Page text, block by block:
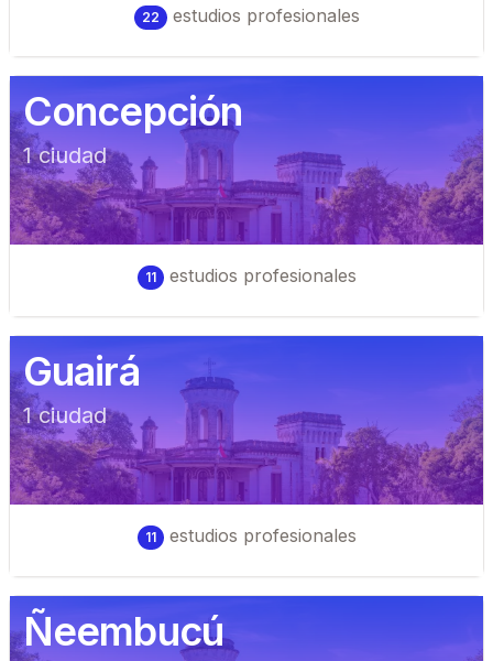
22 estudios profesionales
Concepción
1ciudad
11 estudios profesionales
Guairá
1ciudad
11 estudios profesionales
Ñeembucú